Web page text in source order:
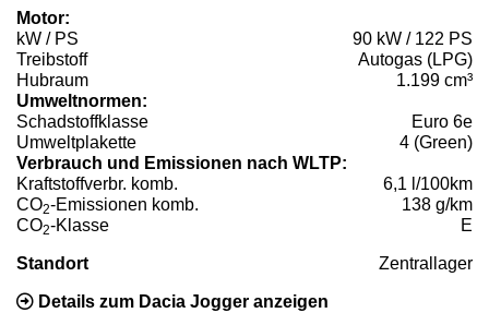
Motor:
kW / PS
90 kW / 122 PS
Treibstoff
Autogas (LPG)
Hubraum
1.199 cm³
Umweltnormen:
Schadstoffklasse
Euro 6e
Umweltplakette
4 (Green)
Verbrauch und Emissionen nach WLTP:
Kraftstoffverbr. komb.
6,1 l/100km
CO2-Emissionen komb.
138 g/km
CO2-Klasse E
Standort Zentrallager
Details zum Dacia Jogger anzeigen